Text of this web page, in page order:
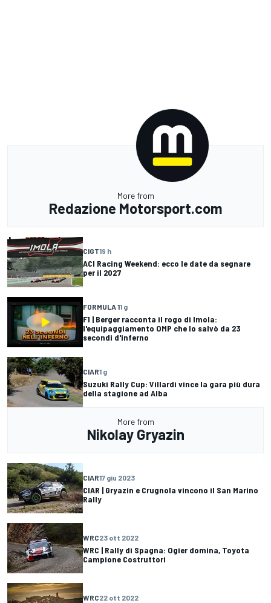
More from
Redazione Motorsport.com
CIGT19 h
ACI Racing Weekend: ecco le date da segnare
per il 2027
FORMULA 11 g
F1 | Berger racconta il rogo di Imola:
l'equipaggiamento OMP che lo salvò da 23
secondi d'inferno
CIAR1 g
Suzuki Rally Cup: Villardi vince la gara più dura
della stagione ad Alba
More from
Nikolay Gryazin
CIAR17 giu 2023
CIAR | Gryazin e Crugnola vincono il San Marino
Rally
WRC23 ott 2022
WRC | Rally di Spagna: Ogier domina, Toyota
Campione Costruttori
WRC22 ott 2022